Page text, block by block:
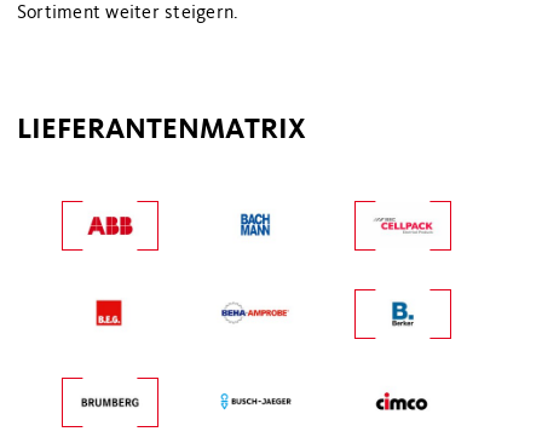
Sortiment weiter steigern.
LIEFERANTENMATRIX